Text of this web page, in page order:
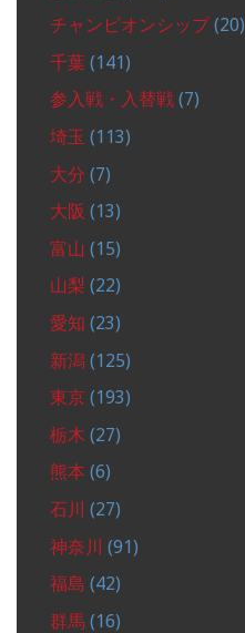
チャンピオンシップ(20)
千葉 (141)
参入戦・入替戦 (7)
埼玉 (113)
大分 (7)
大阪 (13)
富山 (15)
山梨 (22)
愛知 (23)
新潟 (125)
東京 (193)
栃木 (27)
熊本 (6)
石川 (27)
神奈川 (91)
福島 (42)
群馬 (16)